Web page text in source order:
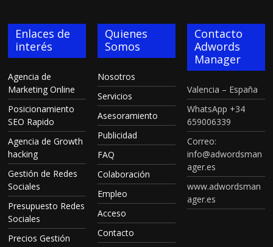
Enlaces de
interés
Agencia de
Marketing Online
Posicionamiento
SEO Rapido
Agencia de Growth
hacking
Gestión de Redes
Sociales
Presupuesto Redes
Sociales
Precios Gestión
Quienes
Somos
Nosotros
Servicios
Asesoramiento
Publicidad
FAQ
Colaboración
Empleo
Acceso
Contacto
Contacto
Adwords
Manager
Valencia – España
WhatsApp +34
659006339
Correo:
info@adwordsman
ager.es
www.adwordsman
ager.es